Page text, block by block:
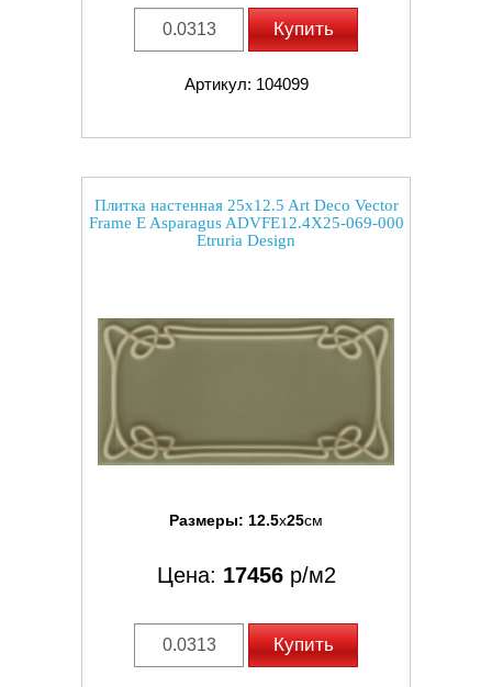
Купить
Артикул: 104099
Плитка настенная 25x12.5 Art Deco Vector
Frame E Asparagus ADVFE12.4X25-069-000
Etruria Design
Размеры: 12.5x25см
Цена: 17456р/м2
Купить